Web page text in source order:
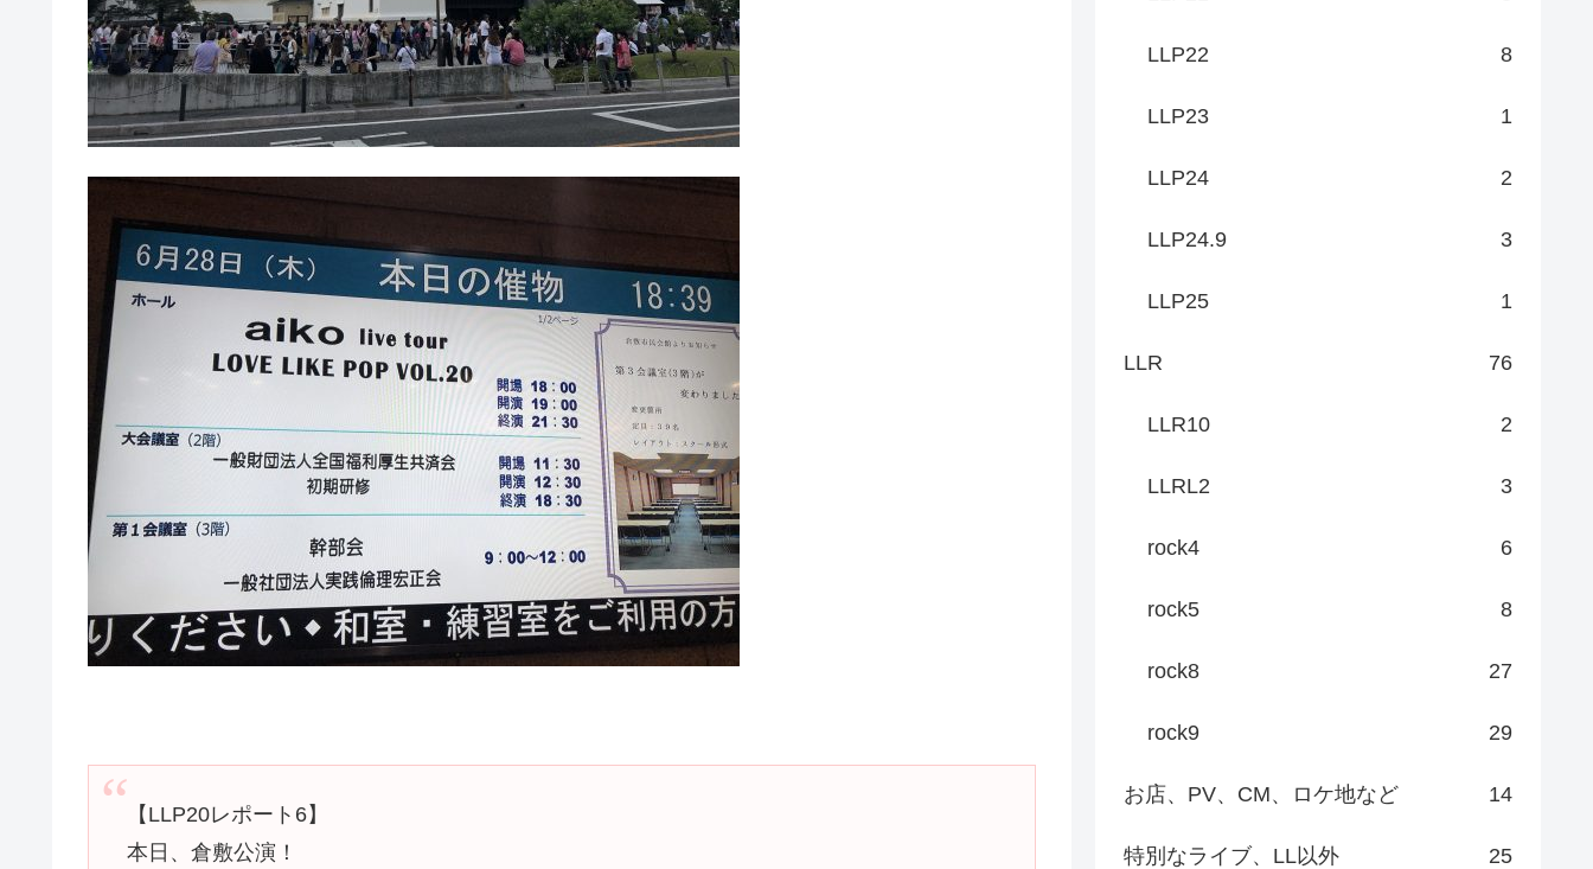
【LLP20レポート6】
本日、倉敷公演！
LLP22 8
LLP23 1
LLP24 2
LLP24.9 3
LLP25 1
LLR 76
LLR10 2
LLRL2 3
rock4 6
rock5 8
rock8 27
rock9 29
お店、PV、CM、ロケ地など 14
特別なライブ、LL以外 25